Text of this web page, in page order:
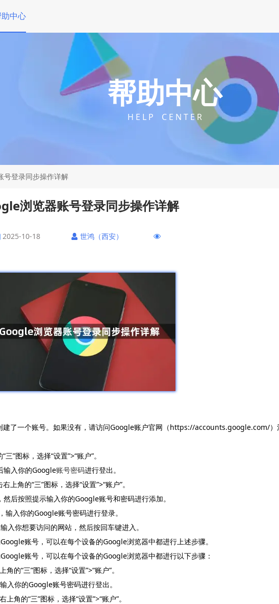
中心
帮助中心
H E L P C E N T E R
号登录同步操作详解
浏览器账号登录同步操作详解
2025-10-18 世鸿（西安）
建了一个账号。如果没有，请访问Google账户官网（https://accounts.google.com/）
”图标，选择“设置”>“账户”。
输入你的Google账号密码进行登出。
角的“三”图标，选择“设置”>“账户”。
然后按照提示输入你的Google账号和密码进行添加。
输入你的Google账号密码进行登录。
入你想要访问的网站，然后按回车键进入。
账号，可以在每个设备的Google浏览器中都进行上述步骤。
账号，可以在每个设备的Google浏览器中都进行以下步骤：
的“三”图标，选择“设置”>“账户”。
入你的Google账号密码进行登出。
角的“三”图标，选择“设置”>“账户”。